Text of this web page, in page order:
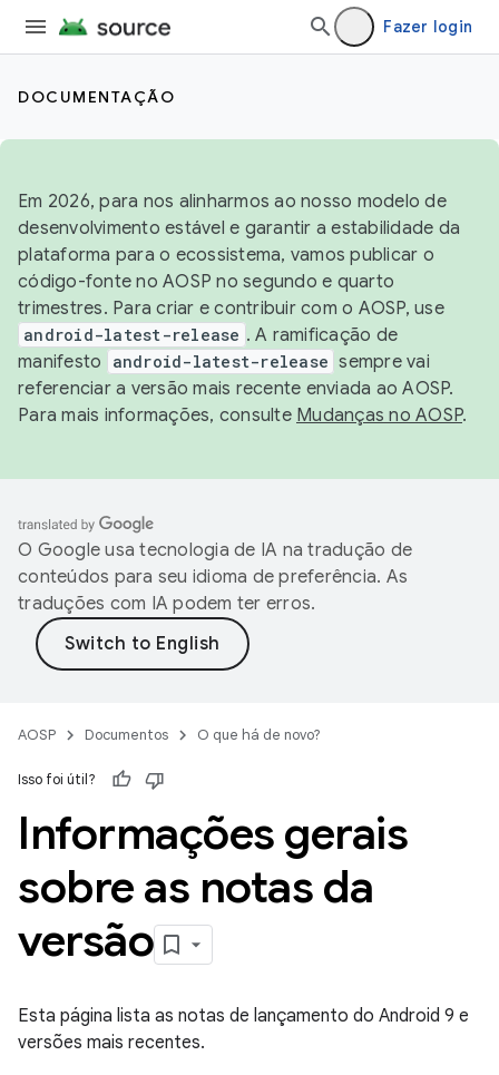
Fazer login
DOCUMENTAÇÃO
Em 2026, para nos alinharmos ao nosso modelo de
desenvolvimento estável e garantir a estabilidade da
plataforma para o ecossistema, vamos publicar o
código-fonte no AOSP no segundo e quarto
trimestres. Para criar e contribuir com o AOSP, use
android-latest-release . A ramificação de
manifesto
android-latest-release sempre vai
referenciar a versão mais recente enviada ao AOSP.
Para mais informações, consulte Mudanças no AOSP.
O Google usa tecnologia de IA na tradução de
conteúdos para seu idioma de preferência. As
traduções com IA podem ter erros.
AOSP Documentos O que há de novo?
Isso foi útil?
Informações gerais
sobre as notas da
versão
Esta página lista as notas de lançamento do Android 9 e
versões mais recentes.